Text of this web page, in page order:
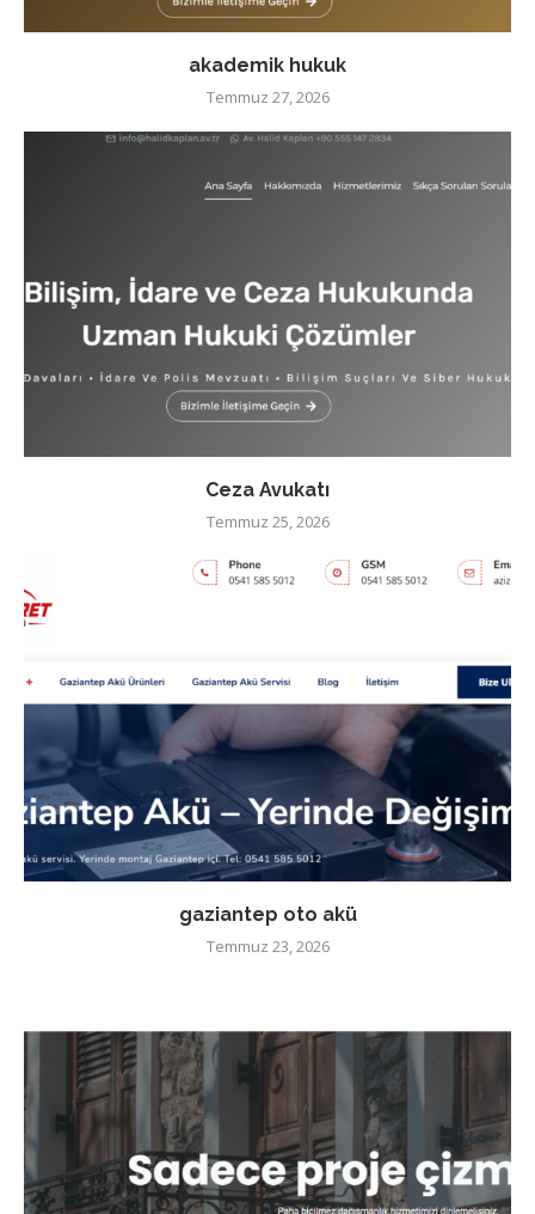
akademik hukuk
Temmuz 27, 2026
Ceza Avukatı
Temmuz 25, 2026
gaziantep oto akü
Temmuz 23, 2026